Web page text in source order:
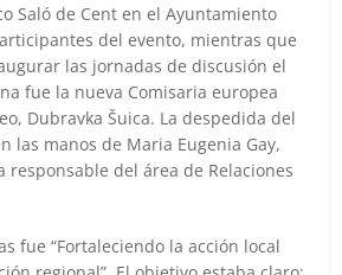
Saló de Cent en el Ayuntamiento
del evento, mientras que
las jornadas de discusión el
fue la nueva Comisaria europea
Dubravka Šuica. La despedida del
las manos de Maria Eugenia Gay,
responsable del área de Relaciones
fue “Fortaleciendo la acción local